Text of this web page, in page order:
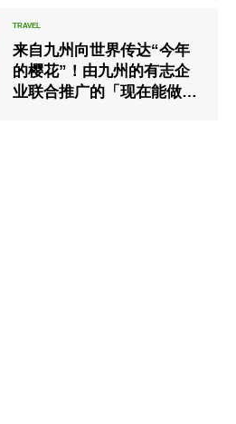
来自九州向世界传达“今年
的樱花”！由九州的有志企
业联合推广的「现在能做的